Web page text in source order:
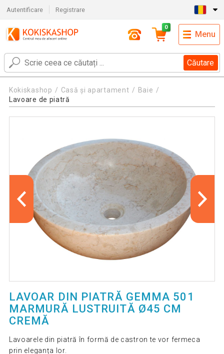
Autentificare Registrare
Căutare
0
Menu
Kokiskashop Casă și apartament
Baie
Lavoare de piatră
LAVOAR DIN PIATRĂ GEMMA 501
MARMURĂ LUSTRUITĂ Ø45 CM
CREMĂ
Lavoarele din piatră în formă de castron te vor fermeca
prin eleganța lor.